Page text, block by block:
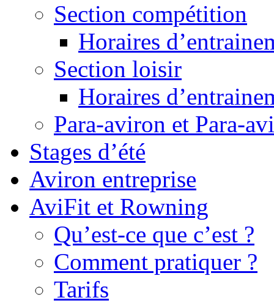
Section compétition
Horaires
Section loisir
Horaires
Para-aviron et Para-
Stages d’été
Aviron entreprise
AviFit et Rowning
Qu’est-ce que c’est ?
Comment pratiquer ?
Tarifs